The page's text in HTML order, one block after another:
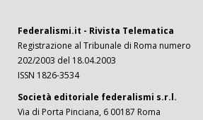
Federalismi.it - Rivista Telematica
Registrazione al Tribunale di Roma numero
202/2003 del 18.04.2003
ISSN 1826-3534
Società editoriale federalismi s.r.l.
Via di Porta Pinciana, 6 00187 Roma